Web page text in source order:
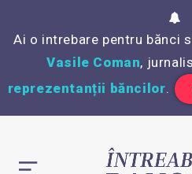
Ai o intrebare pentru bănci
Vasile Coman,
reprezentanții băncilor.